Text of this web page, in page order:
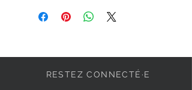
RESTEZ CONNECTÉ·E